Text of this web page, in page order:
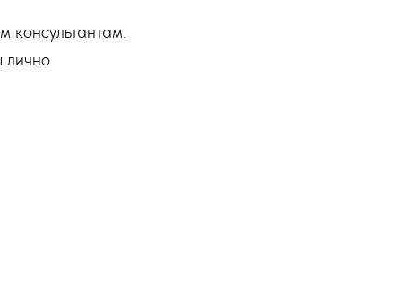
консультантам.
лично